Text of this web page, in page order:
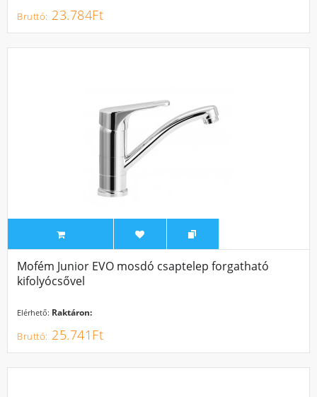
23.784Ft
Mofém Junior EVO mosdó csaptelep forgatható
kifolyócsővel
Elérhető: Raktáron:
25.741Ft